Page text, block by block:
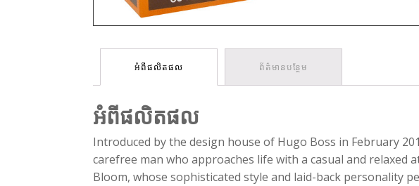
អំពីផលិតផល ព័ត៌មានបន្ថែម
អំពីផលិតផល
Introduced by the design house of Hugo Boss in February
carefree man who approaches life with a casual and relaxed
Bloom, whose sophisticated style and laid-back personality